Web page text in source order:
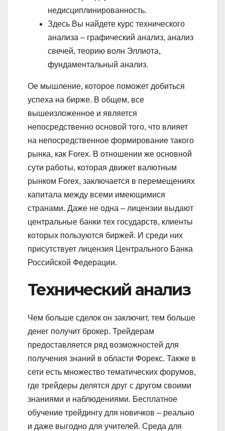
недисциплинированность.
Здесь Вы найдете курс технического
анализа – графический анализ, анализ
свечей, теорию волн Эллиота,
фундаментальный анализ.
Ое мышление, которое поможет добиться
успеха на бирже. В общем, все
вышеизложенное и является
непосредственно основой того, что влияет
на непосредственное формирование такого
рынка, как Forex. В отношении же основной
сути работы, которая движет валютным
рынком Forex, заключается в перемещениях
капитала между всеми имеющимися
странами. Даже не одна – лицензии выдают
центральные банки тех государств, клиенты
которых пользуются биржей. И среди них
присутствует лицензия Центрального Банка
Российской Федерации.
Технический анализ
Чем больше сделок он заключит, тем больше
денег получит брокер. Трейдерам
предоставляется ряд возможностей для
получения знаний в области Форекс. Также в
сети есть множество тематических форумов,
где трейдеры делятся друг с другом своими
знаниями и наблюдениями. Бесплатное
обучение трейдингу для новичков – реально
и даже выгодно для учителей. Среда для